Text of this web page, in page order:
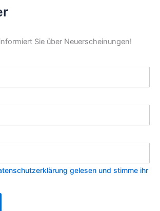
Sie über Neuerscheinungen!
gelesen und stimme ihr